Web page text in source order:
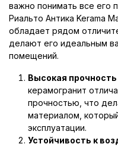
важно понимать все его
Риальто Антика Kerama
обладает рядом
делают его идеальным
помещений.
Высокая
керамогранит
прочностью, что
материалом,
эксплуатации.
Устойчивость к